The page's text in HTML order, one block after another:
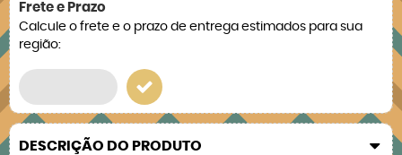
Frete e Prazo
Calcule o frete e o prazo de entrega estimados para sua
região:
DESCRIÇÃO DO PRODUTO